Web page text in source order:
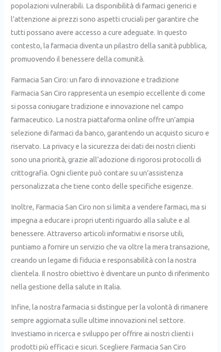
popolazioni vulnerabili. La disponibilità di farmaci generici e
l’attenzione ai prezzi sono aspetti cruciali per garantire che
tutti possano avere accesso a cure adeguate. In questo
contesto, la farmacia diventa un pilastro della sanità pubblica,
promuovendo il benessere della comunità.
Farmacia San Ciro: un faro di innovazione e tradizione
Farmacia San Ciro rappresenta un esempio eccellente di come
si possa coniugare tradizione e innovazione nel campo
farmaceutico. La nostra piattaforma online offre un’ampia
selezione di farmaci da banco, garantendo un acquisto sicuro e
riservato. La privacy e la sicurezza dei dati dei nostri clienti
sono una priorità, grazie all’adozione di rigorosi protocolli di
crittografia. Ogni cliente può contare su un’assistenza
personalizzata che tiene conto delle specifiche esigenze.
Inoltre, Farmacia San Ciro non si limita a vendere farmaci, ma si
impegna a educare i propri utenti riguardo alla salute e al
benessere. Attraverso articoli informativi e risorse utili,
puntiamo a fornire un servizio che va oltre la mera transazione,
creando un legame di fiducia e responsabilità con la nostra
clientela. Il nostro obiettivo è diventare un punto di riferimento
nella gestione della salute in Italia.
Infine, la nostra farmacia si distingue per la volontà di rimanere
sempre aggiornata sulle ultime innovazioni nel settore.
Investiamo in ricerca e sviluppo per offrire ai nostri clienti i
prodotti più efficaci e sicuri. Scegliere Farmacia San Ciro